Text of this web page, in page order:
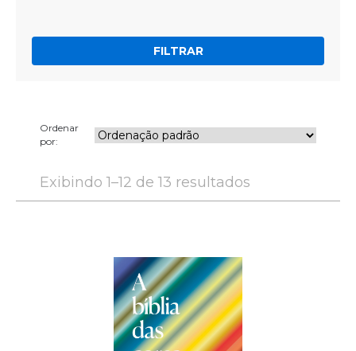
FILTRAR
Ordenar
por:
Exibindo 1–12 de 13 resultados